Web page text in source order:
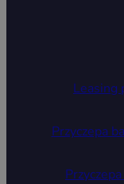
Leasing
Przyczepa